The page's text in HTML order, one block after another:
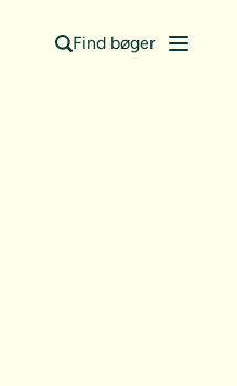
Find bøger